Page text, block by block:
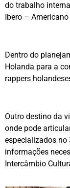
do trabalho
Ibero –
Dentro do
Holanda para a
rappers
Outro destino da
onde pode
especializados no
informações
Intercâmbio